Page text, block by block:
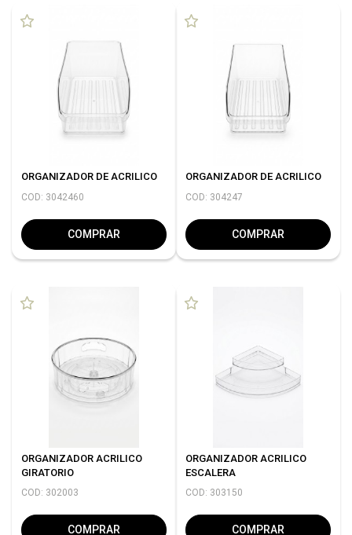
ORGANIZADOR DE ACRILICO
COD: 3042460
COMPRAR
ORGANIZADOR DE ACRILICO
COD: 304247
COMPRAR
ORGANIZADOR ACRILICO
GIRATORIO
COD: 302003
COMPRAR
ORGANIZADOR ACRILICO
ESCALERA
COD: 303150
COMPRAR